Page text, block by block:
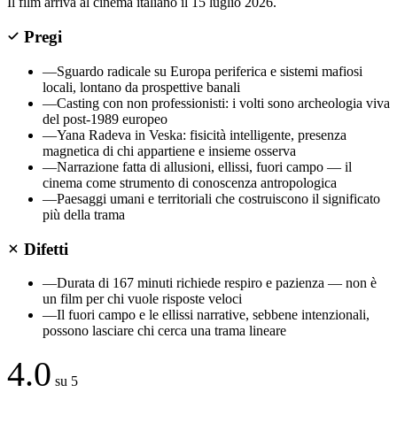
Pregi
—Sguardo radicale su Europa periferica e sistemi mafiosi
locali, lontano da prospettive banali
—Casting con non professionisti: i volti sono archeologia viva
del post-1989 europeo
—Yana Radeva in Veska: fisicità intelligente, presenza
magnetica di chi appartiene e insieme osserva
—Narrazione fatta di allusioni, ellissi, fuori campo — il
cinema come strumento di conoscenza antropologica
—Paesaggi umani e territoriali che costruiscono il significato
più della trama
Difetti
—Durata di 167 minuti richiede respiro e pazienza — non è
un film per chi vuole risposte veloci
—Il fuori campo e le ellissi narrative, sebbene intenzionali,
possono lasciare chi cerca una trama lineare
4.0 su 5